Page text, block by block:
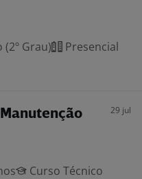
Grau)
Presencial
29 jul
Curso Técnico